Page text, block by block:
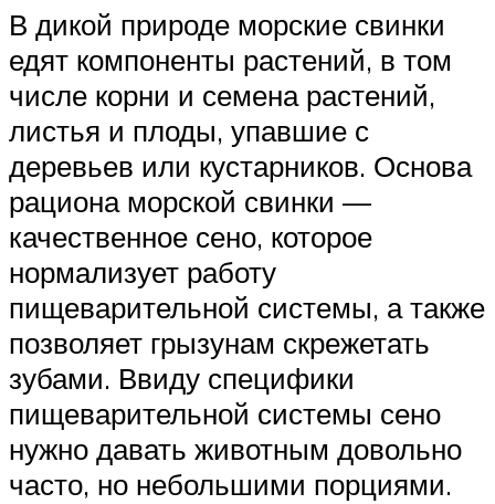
В дикой природе морские свинки
едят компоненты растений, в том
числе корни и семена растений,
листья и плоды, упавшие с
деревьев или кустарников. Основа
рациона морской свинки —
качественное сено, которое
нормализует работу
пищеварительной системы, а также
позволяет грызунам скрежетать
зубами. Ввиду специфики
пищеварительной системы сено
нужно давать животным довольно
часто, но небольшими порциями.